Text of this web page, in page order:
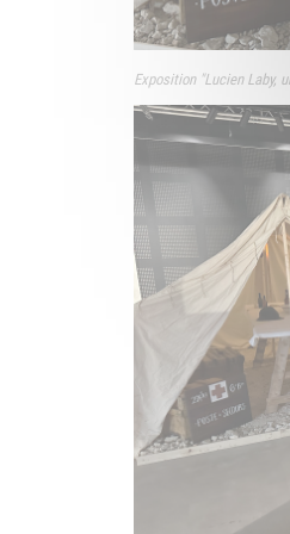
Exposition "Lucien Laby,